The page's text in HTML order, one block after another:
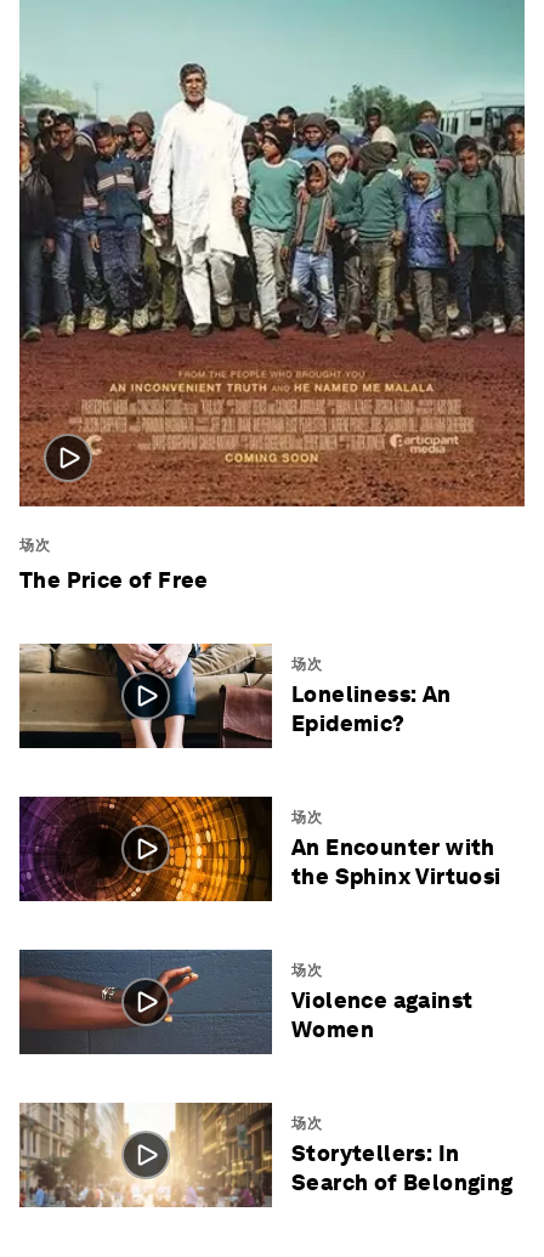
场次
The Price of Free
场次
Loneliness: An
Epidemic?
场次
An Encounter with
the Sphinx Virtuosi
场次
Violence against
Women
场次
Storytellers: In
Search of Belonging